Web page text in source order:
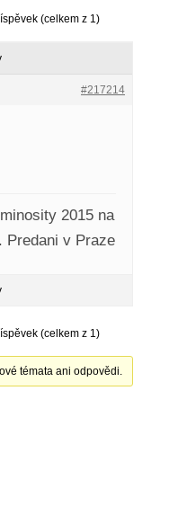
(celkem z 1)
#217214
2015 na
Predani v Praze
(celkem z 1)
témata ani odpovědi.